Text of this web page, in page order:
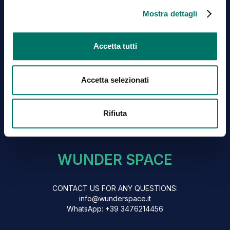
La Cookie Policy costituisce parte integrante della
policy, che Ti invitiamo a leggere attentamente.
La Cookie Policy è redatta in ottemperanza alla
direttiva 2002/58/CE (cd. direttiva “ePrivacy”); alle
previsioni del regolamento europeo (UE) 2016/679 (cd.
“GDPR”); al d.lgs. 30 giugno n. 196 (cd. “Codice
Mostra dettagli
Accetta tutti
Accetta selezionati
Rifiuta
WUNDER SPACE
CONTACT US FOR ANY QUESTIONS:
info@wunderspace.it
WhatsApp: +39 3476214456